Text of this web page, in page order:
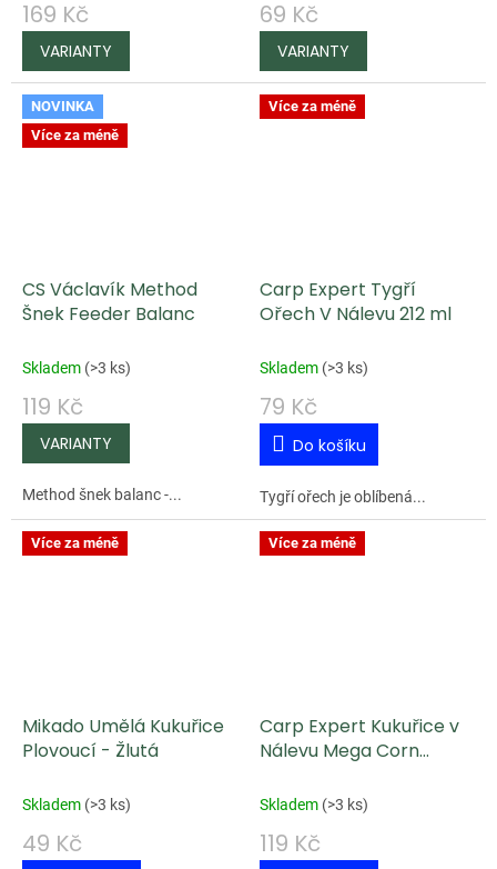
169 Kč 69 Kč
NOVINKA
Více za méně
CS Václavík Method
Šnek Feeder Balanc
Skladem (>3 ks)
119 Kč
Method šnek balanc -...
Více za méně
Carp Expert Tygří
Ořech V Nálevu 212 ml
Skladem (>3 ks)
79 Kč
Do košíku
Tygří ořech je oblíbená...
Více za méně
Mikado Umělá Kukuřice
Plovoucí - Žlutá
Skladem (>3 ks)
49 Kč
Více za méně
Carp Expert Kukuřice v
Nálevu Mega Corn
Skladem (>3 ks)
119 Kč